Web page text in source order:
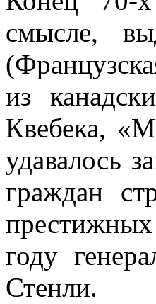
смысле,
из
Квебека,
удавалось
граждан
году
Стенли.